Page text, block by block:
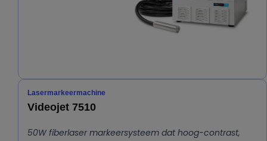
Lasermarkeermachine
Videojet 7510
50W fiberlaser markeersysteem dat hoog-contrast,